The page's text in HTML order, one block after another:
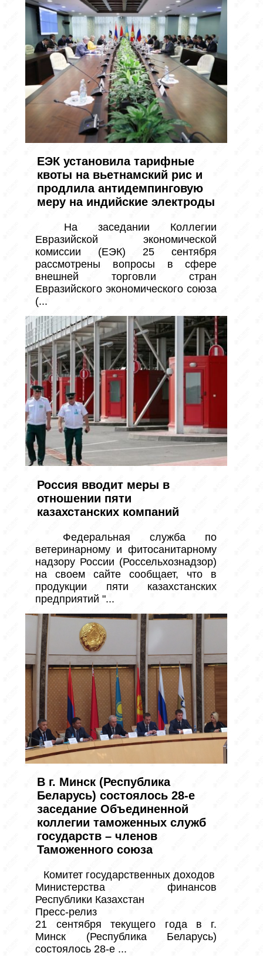
ЕЭК установила тарифные
квоты на вьетнамский рис и
продлила антидемпинговую
меру на индийские электроды
На заседании Коллегии
Евразийской экономической
комиссии (ЕЭК) 25 сентября
рассмотрены вопросы в сфере
внешней торговли стран
Евразийского экономического союза
(...
Россия вводит меры в
отношении пяти
казахстанских компаний
Федеральная служба по
ветеринарному и фитосанитарному
надзору России (Россельхознадзор)
на своем сайте сообщает, что в
продукции пяти казахстанских
предприятий "...
В г. Минск (Республика
Беларусь) состоялось 28-е
заседание Объединенной
коллегии таможенных служб
государств – членов
Таможенного союза
Комитет государственных доходов
Министерства финансов
Республики Казахстан
Пресс-релиз
21 сентября текущего года в г.
Минск (Республика Беларусь)
состоялось 28-е ...